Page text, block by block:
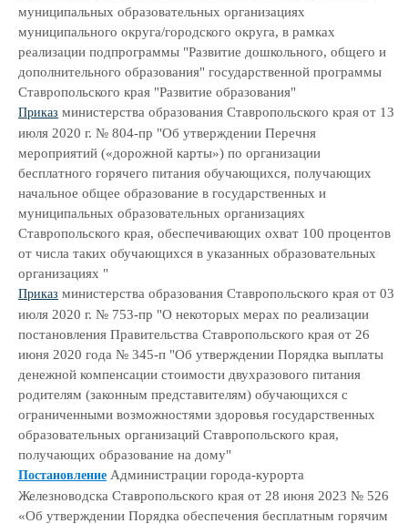
муниципальных образовательных организациях
муниципального округа/городского округа, в рамках
реализации подпрограммы "Развитие дошкольного, общего и
дополнительного образования" государственной программы
Ставропольского края "Развитие образования"
Приказ министерства образования Ставропольского края от 13
июля 2020 г. № 804-пр "Об утверждении Перечня
мероприятий («дорожной карты») по организации
бесплатного горячего питания обучающихся, получающих
начальное общее образование в государственных и
муниципальных образовательных организациях
Ставропольского края, обеспечивающих охват 100 процентов
от числа таких обучающихся в указанных образовательных
организациях "
Приказ министерства образования Ставропольского края от 03
июля 2020 г. № 753-пр "О некоторых мерах по реализации
постановления Правительства Ставропольского края от 26
июня 2020 года № 345-п "Об утверждении Порядка выплаты
денежной компенсации стоимости двухразового питания
родителям (законным представителям) обучающихся с
ограниченными возможностями здоровья государственных
образовательных организаций Ставропольского края,
получающих образование на дому"
Постановление Администрации города-курорта
Железноводска Ставропольского края от 28 июня 2023 № 526
«Об утверждении Порядка обеспечения бесплатным горячим